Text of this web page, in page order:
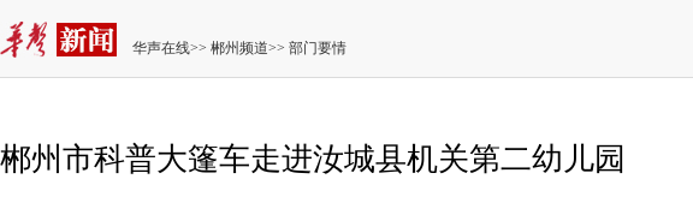
华声在线>> 郴州频道>> 部门要情
郴州市科普大篷车走进汝城县机关第二幼儿园